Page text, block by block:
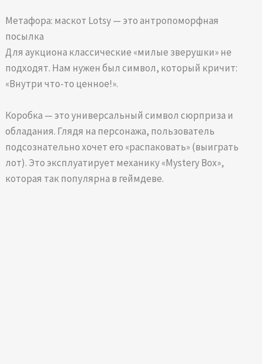
Метафора: маскот Lotsy — это антропоморфная
посылка
Для аукциона классические «милые зверушки» не
подходят. Нам нужен был символ, который кричит:
«Внутри что-то ценное!».
Коробка — это универсальный символ сюрприза и
обладания. Глядя на персонажа, пользователь
подсознательно хочет его «распаковать» (выиграть
лот). Это эксплуатирует механику «Mystery Box»,
которая так популярна в геймдеве.